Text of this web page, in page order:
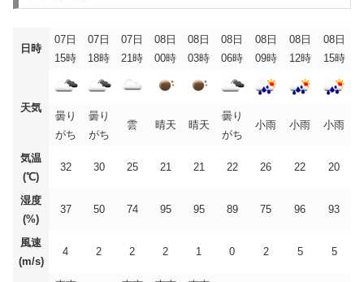
日時
07日
15時
07日
18時
07日
21時
08日
00時
08日
03時
08日
06時
08日
09時
08日
12時
08日
15時
天気
曇り
がち
曇り
がち
雲 晴天 晴天
曇り
がち
小雨 小雨 小雨
気温
(℃)
32 30 25 21 21 22 26 22 20
湿度
(%)
37 50 74 95 95 89 75 96 93
風速
(m/s)
4 2 2 2 1 0 2 5 5